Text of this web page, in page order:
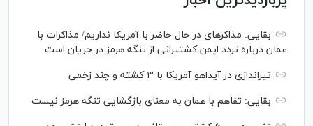
بقایی: مذاکره‎ای در حال حاضر با آمریکا نداریم/ مذاکرات با
عمان درباره تردد ایمن کشتیرانی از تنگه هرمز در جریان است
تیراندازی در آیداهو آمریکا با ۳ کشته و چند زخمی
بقایی: تفاهم با عمان به معنای بازگشایی تنگه هرمز نیست